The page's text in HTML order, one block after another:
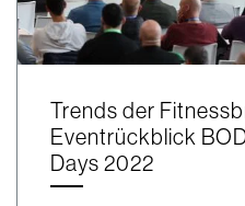
Trends der
Eventrückblick
Days 2022